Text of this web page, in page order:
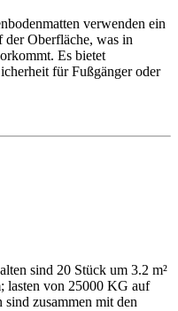
verwenden ein
der Oberfläche, was in
Es bietet
für Fußgänger oder
sind 20 Stück um 3.2 m²
lasten von 25000 KG auf
zusammen mit den